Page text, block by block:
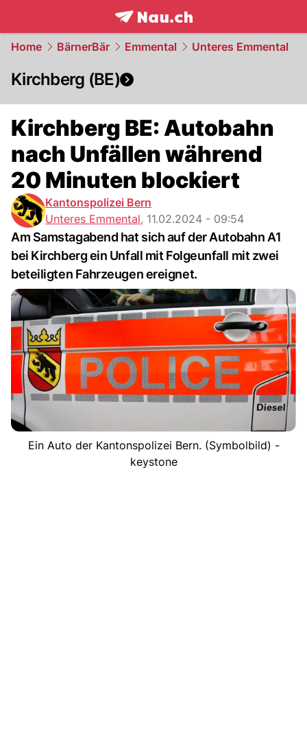
frontpage.NAU.ch
Home BärnerBär Emmental Unteres Emmental
Kirchberg (BE)
Kirchberg BE: Autobahn
nach Unfällen während
20 Minuten blockiert
Kantonspolizei Bern
Unteres Emmental, 11.02.2024 - 09:54
Am Samstagabend hat sich auf der Autobahn A1
bei Kirchberg ein Unfall mit Folgeunfall mit zwei
beteiligten Fahrzeugen ereignet.
Ein Auto der Kantonspolizei Bern. (Symbolbild) -
keystone